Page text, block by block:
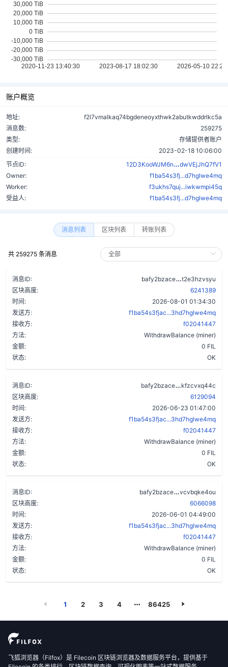
账户概览
地址:
f2l7vmalkaq74bgdeneoyxthwk2abutkwddrlkc5a
消息数:
259275
类型:
存储提供者账户
创建时间:
2023-02-18 10:06:00
节点ID:
12D3KooWJM6n
dwVEjJhQ7fV1
Owner:
f1ba54s3fj...d7hglwe4mq
Worker:
f3ukhs7quj...iwkwmpi45q
受益人:
f1ba54s3fj...d7hglwe4mq
消息列表 区块列表 转账列表
共 259275 条消息
消息ID: bafy2bzace
t2e3hzvsyu
区块高度:
6241389
时间:
2026-08-01 01:34:30
发送方:
f1ba54s3fjac...3hd7hglwe4mq
接收方:
f02041447
方法:
WithdrawBalance (miner)
金额:
0 FIL
状态:
OK
消息ID: bafy2bzace
kfzcvxq44c
区块高度:
6129094
时间:
2026-06-23 01:47:00
发送方:
f1ba54s3fjac...3hd7hglwe4mq
接收方:
f02041447
方法:
WithdrawBalance (miner)
金额:
0 FIL
状态:
OK
消息ID: bafy2bzace
vcvbqke4ou
区块高度:
6066098
时间:
2026-06-01 04:49:00
发送方:
f1ba54s3fjac...3hd7hglwe4mq
接收方:
f02041447
方法:
WithdrawBalance (miner)
金额:
0 FIL
状态:
OK
1 2 3 4 86425
飞狐浏览器（Filfox）是 Filecoin 区块链浏览器及数据服务平台，提供基于